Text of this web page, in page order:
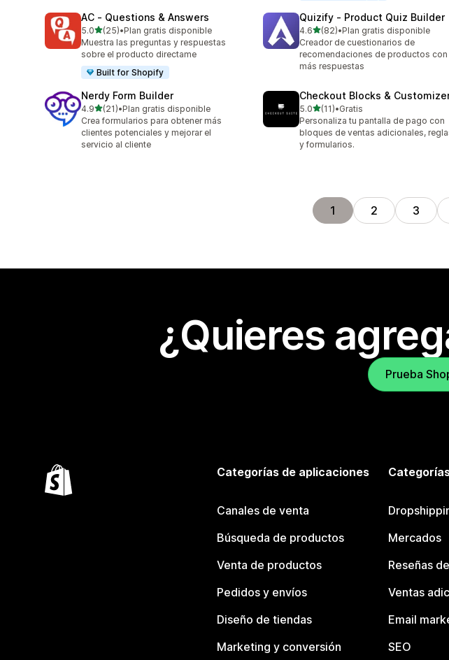
AC ‑ Questions & Answers
5.0de 5 estrellas
(25)
25 reseñas en total
•Plan gratis disponible
Muestra las preguntas y respuestas
sobre el producto directame
Built for Shopify
Quizify ‑ Product Quiz Builder
4.6de 5 estrellas
(82)
82 reseñas en total
•Plan gratis disponible
Creador de cuestionarios de
recomendaciones de productos con
más respuestas
Nerdy Form Builder
4.9de 5 estrellas
(21)
21 reseñas en total
•Plan gratis disponible
Crea formularios para obtener más
clientes potenciales y mejorar el
servicio al cliente
Checkout Blocks &
5.0de 5 estrellas
(11)
11 reseñas en total
•Gratis
Personaliza tu pantalla de pago con
bloques de ventas adicionales,
y formularios.
1 2 3
¿Quieres
Prueba
Categorías de aplicaciones
Canales de venta
Búsqueda de productos
Venta de productos
Pedidos y envíos
Diseño de tiendas
Marketing y conversión
Mercados
Reseñas
Ventas
Email
SEO